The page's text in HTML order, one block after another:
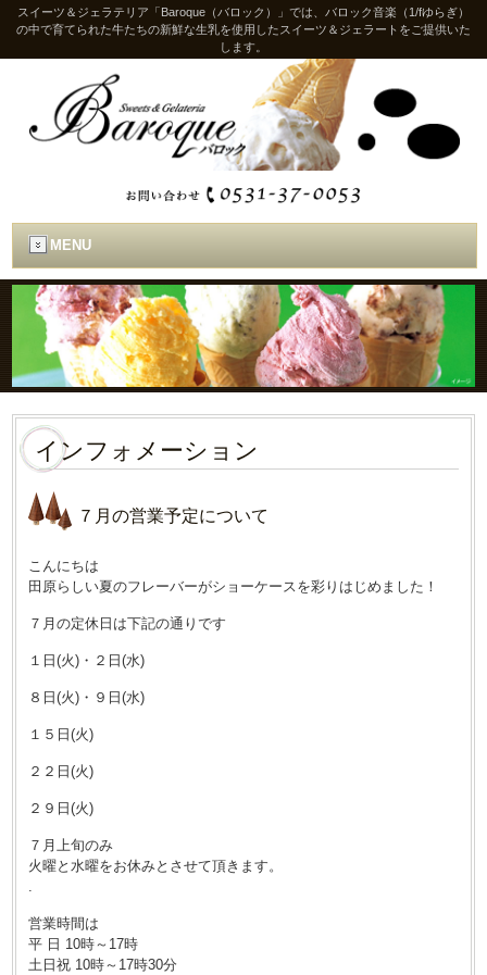
スイーツ＆ジェラテリア「Baroque（バロック）」では、バロック音楽（1/fゆらぎ）
の中で育てられた牛たちの新鮮な生乳を使用したスイーツ＆ジェラートをご提供いた
します。
MENU
インフォメーション
７月の営業予定について
こんにちは
田原らしい夏のフレーバーがショーケースを彩りはじめました！
７月の定休日は下記の通りです
１日(火)・２日(水)
８日(火)・９日(水)
１５日(火)
２２日(火)
２９日(火)
７月上旬のみ
火曜と水曜をお休みとさせて頂きます。
.
営業時間は
平 日 10時～17時
土日祝 10時～17時30分